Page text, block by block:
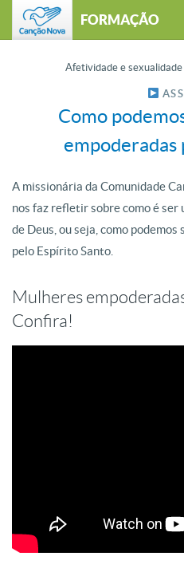
FORMAÇÃO
Afetividade e sexualidade
Como
empoderadas
A missionária da Comunidade
nos faz refletir sobre como é ser
de Deus, ou seja, como
pelo Espírito Santo.
Mulheres
Confira!